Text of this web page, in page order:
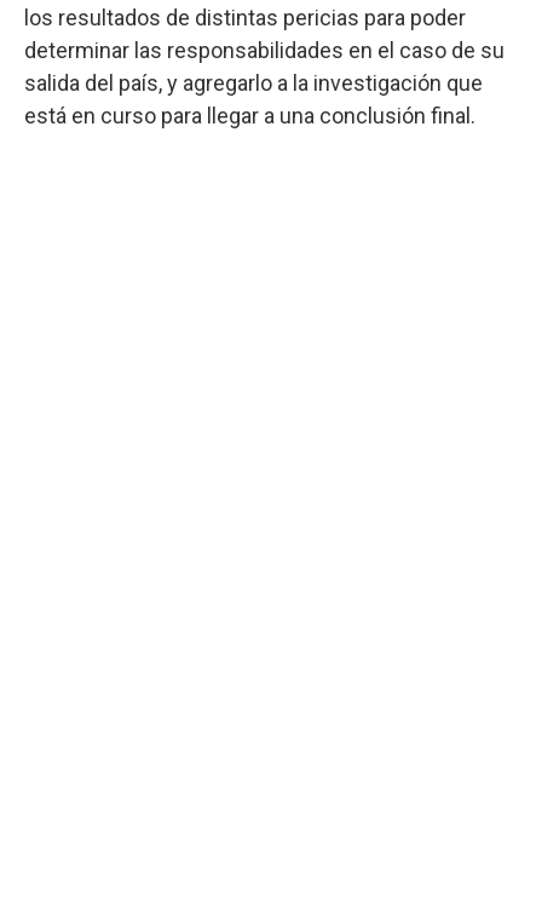
los resultados de distintas pericias para poder
determinar las responsabilidades en el caso de su
salida del país, y agregarlo a la investigación que
está en curso para llegar a una conclusión final.